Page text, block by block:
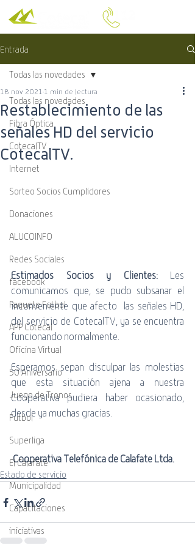
Entrada
Todas las novedades
Fibra Óptica
CotecalTV
Internet
Sorteo Socios Cumplidores
Donaciones
ALUCOINFO
Redes Sociales
facebook
Paquete Futbol
APP Cotecal
Oficina Virtual
50 Aniversario
Juego de Tronos
Futbol
Superliga
El Calafate
Municipalidad
Capacitaciones
iniciativas
Todas las novedades
Restablecimiento de las
señales HD del servicio
CotecalTV.
18 nov 2021 1 min de lectura
Estimados Socios y Clientes: Les
comunicamos que, se pudo subsanar el
inconveniente que afecto  las señales HD,
del servicio de CotecalTV, ya se encuentra
funcionando normalmente.
Esperamos sepan disculpar las molestias
que esta situación ajena a nuestra
Cooperativa pudiera haber ocasionado,
desde ya muchas gracias.
Cooperativa Telefónica de Calafate Ltda.
Estado de servicio